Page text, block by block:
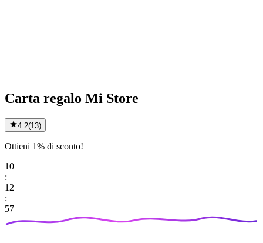
Carta regalo Mi Store
4.2(13)
Ottieni 1% di sconto!
10
:
12
:
57